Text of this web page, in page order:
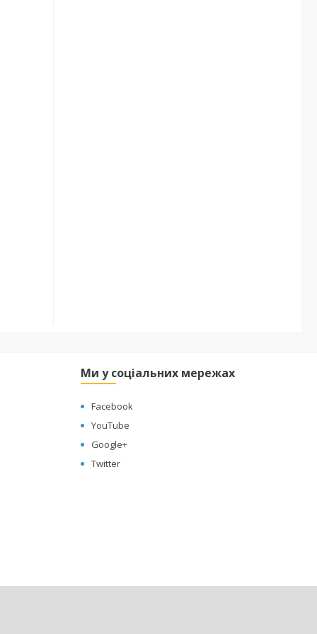
Ми у соціальних мережах
Facebook
YouTube
Google+
Twitter